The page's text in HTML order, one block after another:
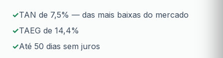
TAN de 7,5% — das mais baixas do mercado
TAEG de 14,4%
Até 50 dias sem juros